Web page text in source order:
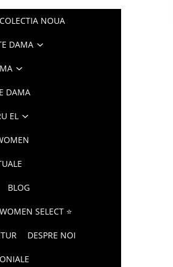
COLECTIA NOUA
DAMA
DAMA
EL
BLOG
SELECT ⭐
DESPRE NOI